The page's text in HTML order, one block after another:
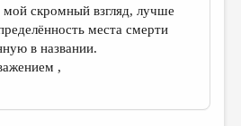
мой скромный взгляд, лучше
места смерти
в названии.
,